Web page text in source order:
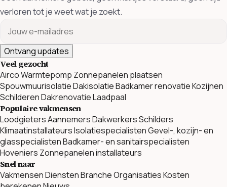
verloren tot je weet wat je zoekt.
Ontvang updates
Veel gezocht
AircoWarmtepomp Zonnepanelen plaatsen
SpouwmuurisolatieDakisolatieBadkamer renovatieKozijnen
SchilderenDakrenovatieLaadpaal
Populaire vakmensen
LoodgietersAannemersDakwerkersSchilders
KlimaatinstallateursIsolatiespecialistenGevel-, kozijn- en
glasspecialistenBadkamer- en sanitairspecialisten
Hoveniers Zonnepanelen installateurs
Snel naar
VakmensenDienstenBranche OrganisatiesKosten